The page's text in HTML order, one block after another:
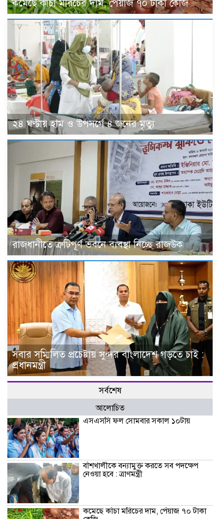
কমেছে কাঁচা মরিচের দাম, পেঁয়াজ ৭০ টাকা কেজি
২৪ ঘণ্টায় হাম ও উপসর্গে ৪ জনের মৃত্যু
রাজধানীতে ত্রুটিপূর্ণ ভবনে ব্যবস্থা নিচ্ছে রাজউক
সবার সম্মিলিত প্রচেষ্টায় সুন্দর বাংলাদেশ গড়তে চাই :
প্রধানমন্ত্রী
সর্বশেষ
আলোচিত
এসএসসি ফল সোমবার সকাল ১০টায়
বাঁশখালীকে বন্যামুক্ত করতে সব পদক্ষেপ
নেওয়া হবে : ত্রাণমন্ত্রী
কমেছে কাঁচা মরিচের দাম, পেঁয়াজ ৭০ টাকা